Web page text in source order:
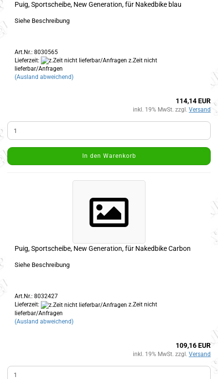
Puig, Sportscheibe, New Generation, für Nakedbike blau
Siehe Beschreibung
Art.Nr.: 8030565
Lieferzeit:
z.Zeit nicht
lieferbar/Anfragen
(Ausland abweichend)
114,14 EUR
inkl. 19% MwSt. zzgl. Versand
In den Warenkorb
Puig, Sportscheibe, New Generation, für Nakedbike Carbon
Siehe Beschreibung
Art.Nr.: 8032427
Lieferzeit:
z.Zeit nicht
lieferbar/Anfragen
(Ausland abweichend)
109,16 EUR
inkl. 19% MwSt. zzgl. Versand